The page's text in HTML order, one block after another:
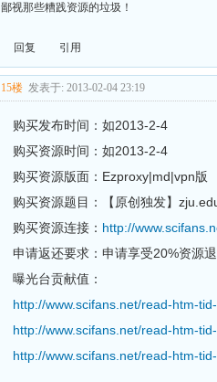
鄙视那些糟践资源的垃圾！
回复 引用
15楼 发表于: 2013-02-04 23:19
购买发布时间：如2013-2-4
购买资源时间：如2013-2-4
购买资源版面：Ezproxy|md|vpn版
购买资源题目：【原创独发】
购买资源连接： http://
申请返还要求：申请享受20%资源
曝光台贡献值：
http://www.scifans.net/read-htm-
http://www.scifans.net/read-htm-
http://www.scifans.net/read-htm-